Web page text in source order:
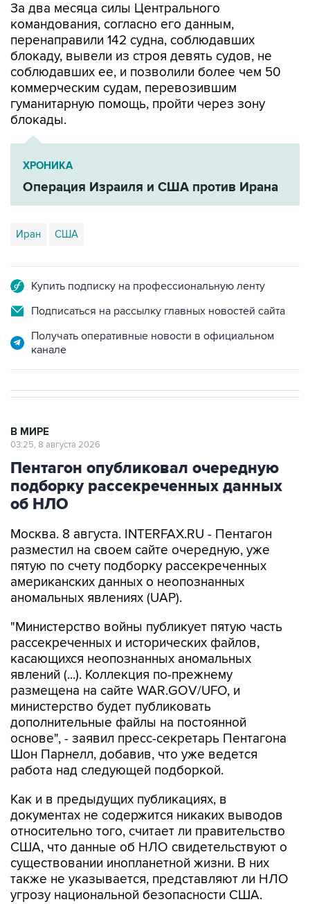
За два месяца силы Центрального
командования, согласно его данным,
перенаправили 142 судна, соблюдавших
блокаду, вывели из строя девять судов, не
соблюдавших ее, и позволили более чем 50
коммерческим судам, перевозившим
гуманитарную помощь, пройти через зону
блокады.
ХРОНИКА
Операция Израиля и США против Ирана
Иран США
Купить подписку на профессиональную ленту
Подписаться на рассылку главных новостей сайта
Получать оперативные новости в официальном
канале
В МИРЕ
03:25, 8 августа 2026
Пентагон опубликовал очередную
подборку рассекреченных данных
об НЛО
Москва. 8 августа. INTERFAX.RU - Пентагон
разместил на своем сайте очередную, уже
пятую по счету подборку рассекреченных
американских данных о неопознанных
аномальных явлениях (UAP).
"Министерство войны публикует пятую часть
рассекреченных и исторических файлов,
касающихся неопознанных аномальных
явлений (...). Коллекция по-прежнему
размещена на сайте WAR.GOV/UFO, и
министерство будет публиковать
дополнительные файлы на постоянной
основе", - заявил пресс-секретарь Пентагона
Шон Парнелл, добавив, что уже ведется
работа над следующей подборкой.
Как и в предыдущих публикациях, в
документах не содержится никаких выводов
относительно того, считает ли правительство
США, что данные об НЛО свидетельствуют о
существовании инопланетной жизни. В них
также не указывается, представляют ли НЛО
угрозу национальной безопасности США.